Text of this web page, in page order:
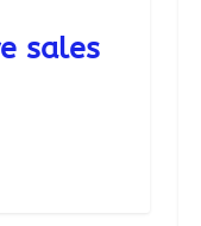
sales